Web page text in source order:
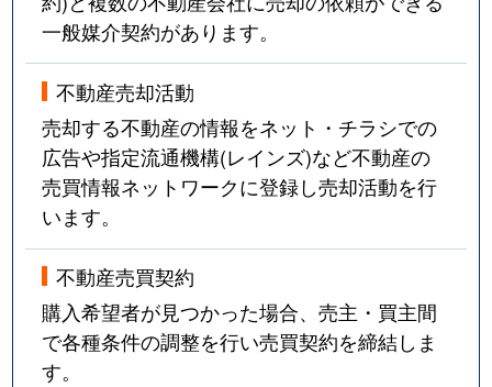
一般媒介契約があります。
不動産売却活動
売却する不動産の情報をネット・チラシでの
広告や指定流通機構(レインズ)など不動産の
売買情報ネットワークに登録し売却活動を行
います。
不動産売買契約
購入希望者が見つかった場合、売主・買主間
で各種条件の調整を行い売買契約を締結しま
す。